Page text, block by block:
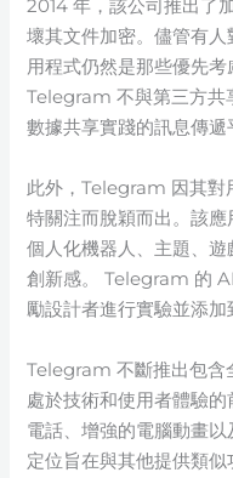
2014 年，該公司推出了
壞其文件加密。儘管有
用程式仍然是那些優先考
Telegram 不與第三方共
數據共享實踐的訊息傳遞
此外，Telegram 因其對
特關注而脫穎而出。該
個人化機器人、主題、
創新感。 Telegram 的
勵設計者進行實驗並添加
Telegram 不斷推出包含
處於技術和使用者體驗
電話、增強的電腦動畫
定位旨在與其他提供類